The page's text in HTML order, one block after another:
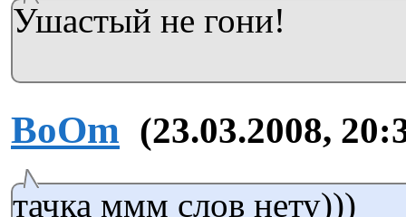
Ушастый не гони!
BoOm (23.03.2008,
тачка ммм слов нету)))